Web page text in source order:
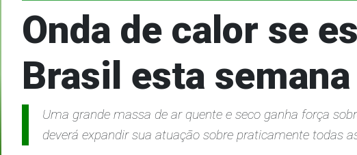
Onda de calor se
Brasil esta semana
Uma grande massa de ar quente e seco ganha força
deverá expandir sua atuação sobre praticamente todas